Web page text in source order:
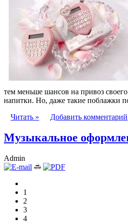
тем меньше шансов на привоз
напитки. Но, даже такие поблажки
Читать »
Добавить комментарий
Музыкальное
Admin
1
2
3
4